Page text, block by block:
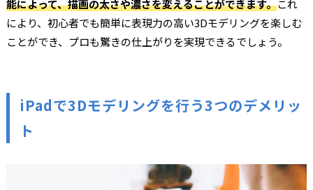
能によって、描画の太さや濃さを変えることができます。これ
により、初心者でも簡単に表現力の高い3Dモデリングを楽しむ
ことができ、プロも驚きの仕上がりを実現できるでしょう。
iPadで3Dモデリングを行う3つのデメリッ
ト